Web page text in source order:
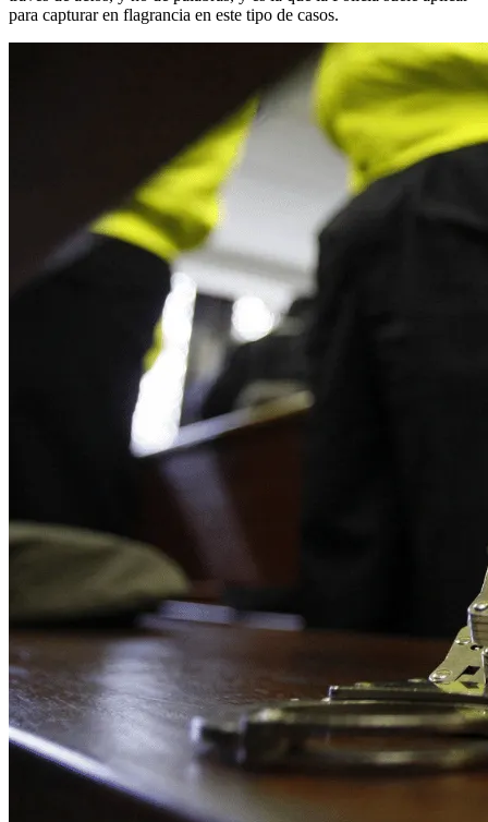
para capturar en flagrancia en este tipo de casos.